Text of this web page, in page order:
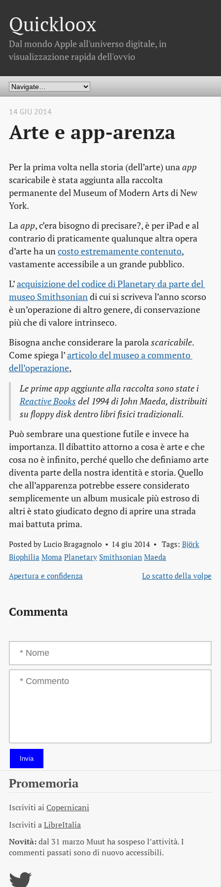
Quickloox
Dal mondo Apple all'universo digitale, in
visualizzazione rapida dell'ovvio
14 GIU 2014
Arte e app-arenza
Per la prima volta nella storia (dell’arte) unaapp
scaricabile è stata aggiunta alla raccolta
permanente del Museum of Modern Arts di New
York.
Laapp, c’era bisogno di precisare?, è per iPad e al
contrario di praticamente qualunque altra opera
d’arte ha uncosto estremamente contenuto,
vastamente accessibile a un grande pubblico.
L’acquisizione del codice di Planetary da parte del
museo Smithsoniandi cui si scriveva l’anno scorso
è un’operazione di altro genere, di conservazione
più che di valore intrinseco.
Bisogna anche considerare la parolascaricabile.
Come spiega l’articolo del museo a commento
dell’operazione,
Le primeappaggiunte alla raccolta sono state i
Reactive Books del 1994 di John Maeda, distribuiti
su floppy disk dentro libri fisici tradizionali.
Può sembrare una questione futile e invece ha
importanza. Il dibattito attorno a cosa è arte e che
cosa no è infinito, perché quello che definiamo arte
diventa parte della nostra identità e storia. Quello
che all’apparenza potrebbe essere considerato
semplicemente un album musicale più estroso di
altri è stato giudicato degno di aprire una strada
mai battuta prima.
Posted by Lucio Bragagnolo 14 giu 2014 Tags: Björk
Biophilia Moma Planetary Smithsonian Maeda
Apertura e confidenza
Lo scatto della volpe
Commenta
Invia
Promemoria
Iscriviti ai Copernicani
Iscriviti aLibreItalia
Novità:dal 31 marzo Muut ha sospeso l’attività. I
commenti passati sono di nuovo accessibili.